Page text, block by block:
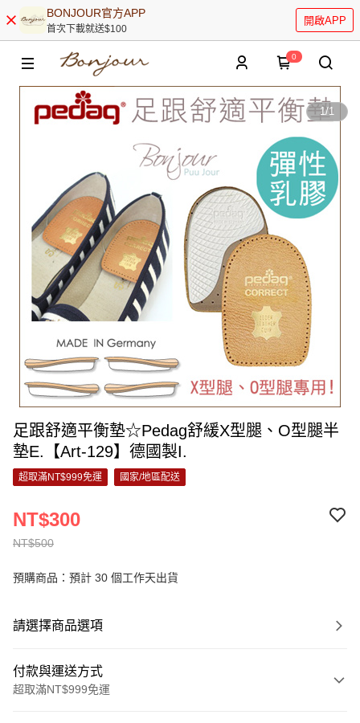
BONJOUR官方APP
首次下載就送$100
開啟APP
0
1/1
足跟舒適平衡墊☆Pedag舒緩X型腿、O型腿半
墊E.【Art-129】德國製I.
超取滿NT$999免運 國家/地區配送
NT$500
NT$300
預購商品：預計 30 個工作天出貨
請選擇商品選項
付款與運送方式
超取滿NT$999免運